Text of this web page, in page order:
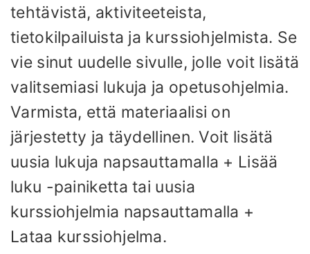
tehtävistä, aktiviteeteista,
tietokilpailuista ja kurssiohjelmista. Se
vie sinut uudelle sivulle, jolle voit lisätä
valitsemiasi lukuja ja opetusohjelmia.
Varmista, että materiaalisi on
järjestetty ja täydellinen. Voit lisätä
uusia lukuja napsauttamalla + Lisää
luku -painiketta tai uusia
kurssiohjelmia napsauttamalla +
Lataa kurssiohjelma.